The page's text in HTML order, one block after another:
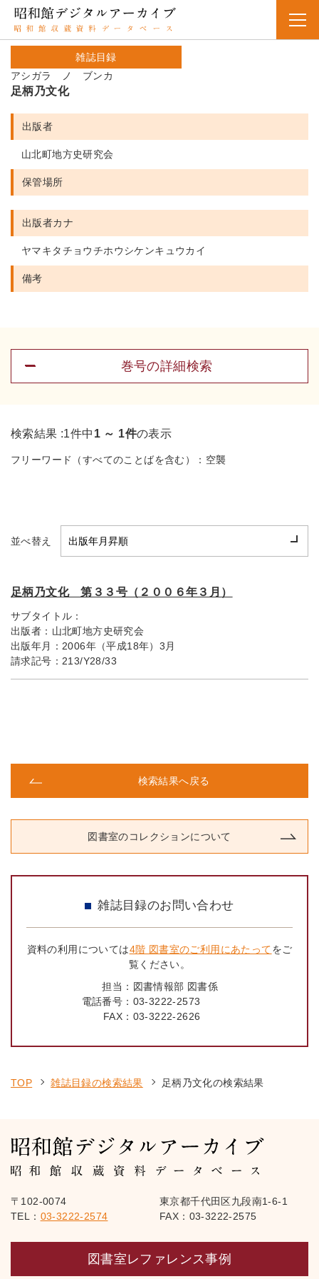
雑誌目録
アシガラ ノ ブンカ
足柄乃文化
出版者
山北町地方史研究会
保管場所
出版者カナ
ヤマキタチョウチホウシケンキュウカイ
備考
巻号の詳細検索
検索結果 :1件中 1 ～ 1件の表示
フリーワード（すべてのことばを含む）： 空襲
並べ替え
足柄乃文化 第３３号（２００６年３月）
サブタイトル：
出版者： 山北町地方史研究会
出版年月： 2006年（平成18年）3月
請求記号： 213/Y28/33
検索結果へ戻る
図書室のコレクションについて
雑誌目録のお問い合わせ
資料の利用については4階 図書室のご利用にあたってをご
覧ください。
担当： 図書情報部 図書係
電話番号： 03-3222-2573
FAX： 03-3222-2626
TOP 雑誌目録の検索結果 足柄乃文化の検索結果
〒102-0074
東京都千代田区九段南1-6-1
TEL： 03-3222-2574 FAX：03-3222-2575
図書室レファレンス事例